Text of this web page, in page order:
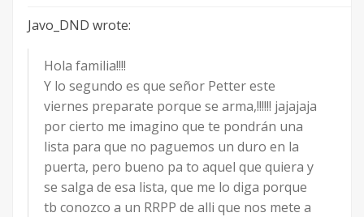
Javo_DND wrote:
Hola familia!!!!
Y lo segundo es que señor Petter este
viernes preparate porque se arma,!!!!!! jajajaja
por cierto me imagino que te pondrán una
lista para que no paguemos un duro en la
puerta, pero bueno pa to aquel que quiera y
se salga de esa lista, que me lo diga porque
tb conozco a un RRPP de alli que nos mete a